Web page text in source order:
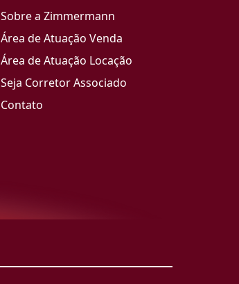
Sobre a Zimmermann
Área de Atuação Venda
Área de Atuação Locação
Seja Corretor Associado
Contato